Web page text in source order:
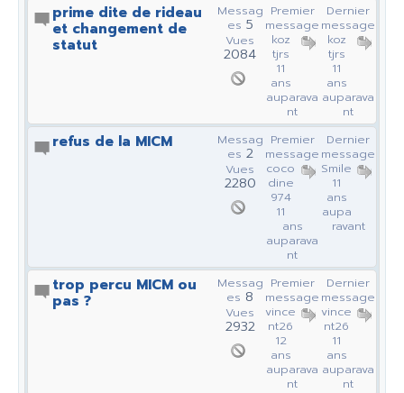
prime dite de rideau
et changement de
statut
Dernier
message
koz
tjrs
11
ans
auparava
nt
Premier
message
koz
tjrs
11
ans
auparava
nt
Messag
es 5
Vues
2084
refus de la MICM
Dernier
message
Smile
11
ans
aupa
ravant
Premier
message
coco
dine
974
11
ans
auparava
nt
Messag
es 2
Vues
2280
trop percu MICM ou
pas ?
Dernier
message
vince
nt26
11
ans
auparava
nt
Premier
message
vince
nt26
12
ans
auparava
nt
Messag
es 8
Vues
2932